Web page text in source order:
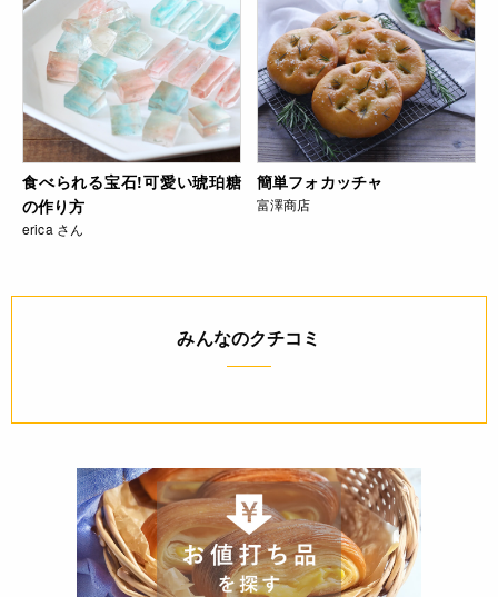
食べられる宝石!可愛い琥珀糖
の作り方
erica さん
簡単フォカッチャ
富澤商店
みんなのクチコミ